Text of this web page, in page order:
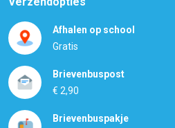
Afhalen op school
Gratis
Brievenbuspost
€ 2,90
Brievenbuspakje